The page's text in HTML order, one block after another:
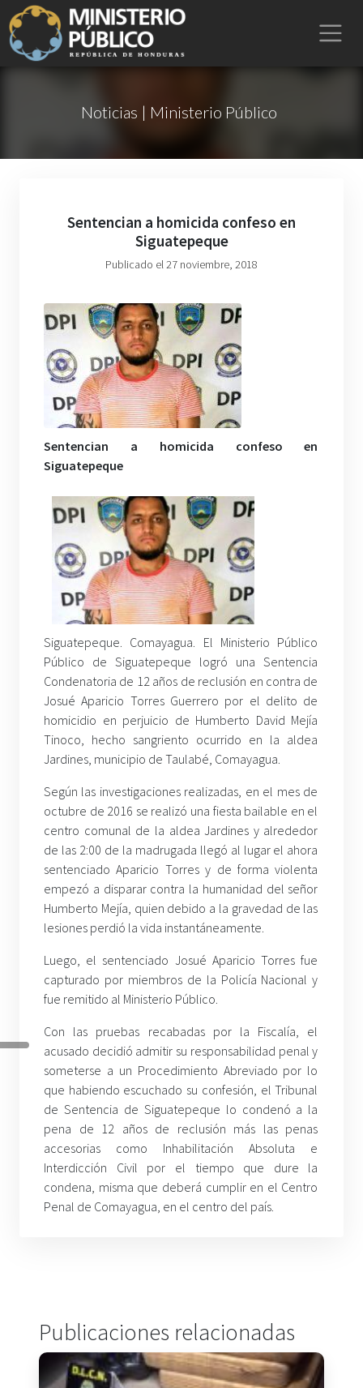
Noticias | Ministerio Público
Sentencian a homicida confeso en
Siguatepeque
Publicado el 27 noviembre, 2018
Sentencian a homicida confeso en
Siguatepeque
Siguatepeque. Comayagua. El Ministerio Público
Público de Siguatepeque logró una Sentencia
Condenatoria de 12 años de reclusión en contra de
Josué Aparicio Torres Guerrero por el delito de
homicidio en perjuicio de Humberto David Mejía
Tinoco, hecho sangriento ocurrido en la aldea
Jardines, municipio de Taulabé, Comayagua.
Según las investigaciones realizadas, en el mes de
octubre de 2016 se realizó una fiesta bailable en el
centro comunal de la aldea Jardines y alrededor
de las 2:00 de la madrugada llegó al lugar el ahora
sentenciado Aparicio Torres y de forma violenta
empezó a disparar contra la humanidad del señor
Humberto Mejía, quien debido a la gravedad de las
lesiones perdió la vida instantáneamente.
Luego, el sentenciado Josué Aparicio Torres fue
capturado por miembros de la Policía Nacional y
fue remitido al Ministerio Público.
Con las pruebas recabadas por la Fiscalía, el
acusado decidió admitir su responsabilidad penal y
someterse a un Procedimiento Abreviado por lo
que habiendo escuchado su confesión, el Tribunal
de Sentencia de Siguatepeque lo condenó a la
pena de 12 años de reclusión más las penas
accesorias como Inhabilitación Absoluta e
Interdicción Civil por el tiempo que dure la
condena, misma que deberá cumplir en el Centro
Penal de Comayagua, en el centro del país.
Publicaciones relacionadas